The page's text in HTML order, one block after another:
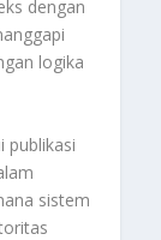
dengan
logika
publikasi
sistem